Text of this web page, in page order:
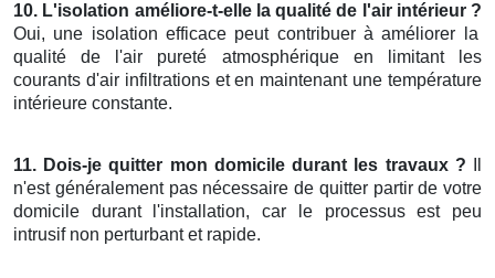
10. L'isolation améliore-t-elle la qualité de l'air intérieur ?
Oui, une isolation efficace peut contribuer à améliorer la
qualité de l'air pureté atmosphérique en limitant les
courants d'air infiltrations et en maintenant une température
intérieure constante.
11. Dois-je quitter mon domicile durant les travaux ?
n'est généralement pas nécessaire de quitter partir de votre
domicile durant l'installation, car le processus est peu
intrusif non perturbant et rapide.